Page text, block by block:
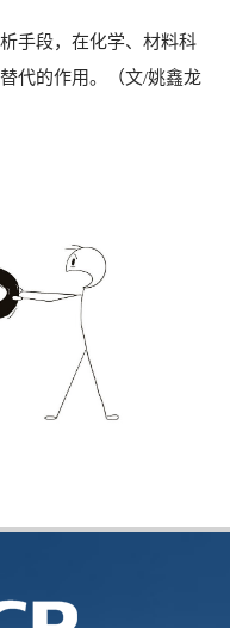
手段，在化学、材料科
代的作用。（文/姚鑫龙